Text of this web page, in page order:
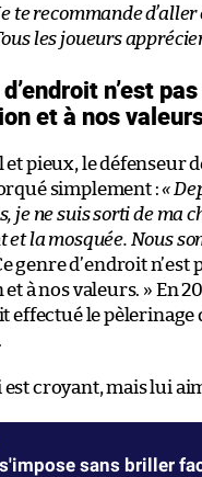
te recommande
les joueurs
n’est
et à nos
pieux, le défenseur
simplement :«
je ne suis sorti de ma
et la mosquée. Nous
genre d’endroit n’est
à nos valeurs. » En
effectué le pèlerinage
est croyant, mais lui
sans briller